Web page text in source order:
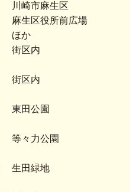
川崎市麻生区
麻生区役所前広場
ほか
街区内
街区内
東田公園
等々力公園
生田緑地